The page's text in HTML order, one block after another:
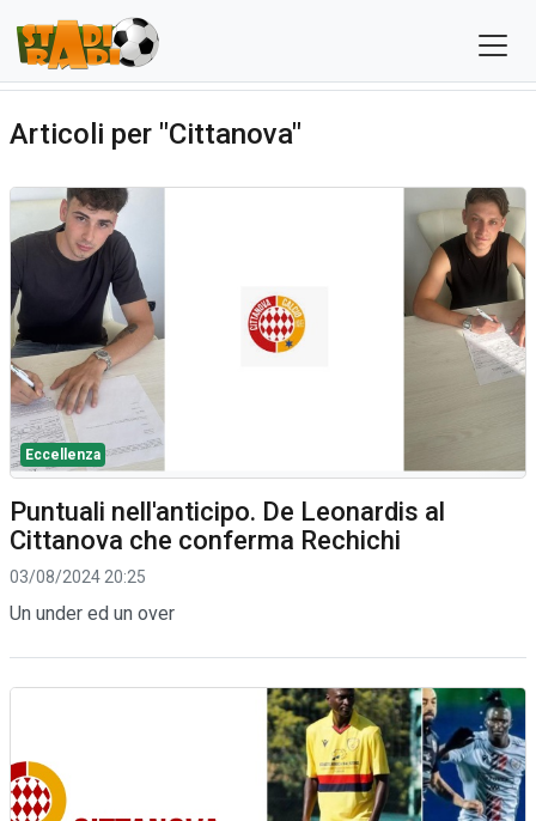
Articoli per "Cittanova"
Eccellenza
Puntuali nell'anticipo. De Leonardis al
Cittanova che conferma Rechichi
03/08/2024 20:25
Un under ed un over